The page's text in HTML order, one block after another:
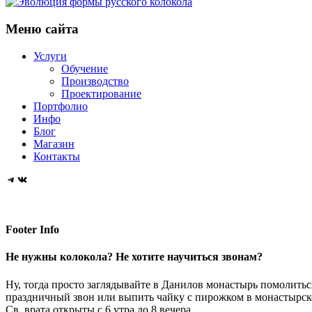
в
Троице-
Сергиевой
Лавре
Ростов
Великий
звонарей
звонов
«Даниловские
колокола»
Колокола
для
храма
Вооруженных
России
центр
Данилова
монастыря
Эволюция
формы
русского
колокола
Меню сайта
Услуги
Обучение
Производство
Проектирование
Портфолио
Инфо
Блог
Магазин
Контакты
Telegram
VK
Footer Info
Не нужны колокола? Не хотите научиться звонам?
Ну, тогда просто заглядывайте в Данилов монастырь
праздничный звон или выпить чайку с пирожком в
Св. врата открыты с 6 утра до 8 вечера.